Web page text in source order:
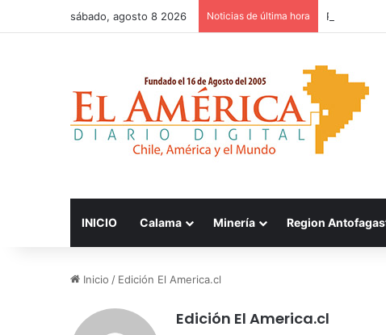
sábado, agosto 8 2026 Noticias de última hora
INICIO Calama Minería Region
Inicio / Edición El America.cl
Edición El America.cl